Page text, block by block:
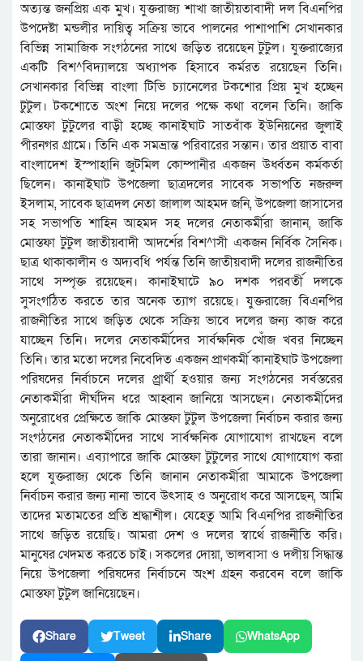
অত্যন্ত জনপ্রিয় এক মুখ। যুক্তরাজ্য শাখা জাতীয়তাবাদী দল বিএনপির
উপদেষ্টা মন্ডলীর দায়িত্ব সক্রিয় ভাবে পালনের পাশাপাশি সেখানকার
বিভিন্ন সামাজিক সংগঠনের সাথে জড়িত রয়েছেন টুটুল। যুক্তরাজ্যের
একটি বিশ^বিদ্যালয়ে অধ্যাপক হিসাবে কর্মরত রয়েছেন তিনি।
সেখানকার বিভিন্ন বাংলা টিভি চ্যানেলের টকশোর প্রিয় মুখ হচ্ছেন
টুটুল। টকশোতে অংশ নিয়ে দলের পক্ষে কথা বলেন তিনি। জাকি
মোস্তফা টুটুলের বাড়ী হচ্ছে কানাইঘাট সাতবাঁক ইউনিয়নের জুলাই
পীরনগর গ্রামে। তিনি এক সমভ্রান্ত পরিবারের সন্তান। তার প্রয়াত বাবা
বাংলাদেশ ইস্পাহানি জুটমিল কোম্পানীর একজন উর্ধ্বতন কর্মকর্তা
ছিলেন। কানাইঘাট উপজেলা ছাত্রদলের সাবেক সভাপতি নজরুল
ইসলাম, সাবেক ছাত্রদল নেতা জালাল আহমদ জনি, উপজেলা জাসাসের
সহ সভাপতি শাহিন আহমদ সহ দলের নেতাকর্মীরা জানান, জাকি
মোস্তফা টুটুল জাতীয়বাদী আদর্শের বিশ^াসী একজন নির্বিক সৈনিক।
ছাত্র থাকাকালীন ও অদ্যবধি পর্যন্ত তিনি জাতীয়বাদী দলের রাজনীতির
সাথে সম্পৃক্ত রয়েছেন। কানাইঘাটে ৯০ দশক পরবর্তী দলকে
সুসংগঠিত করতে তার অনেক ত্যাগ রয়েছে। যুক্তরাজ্যে বিএনপির
রাজনীতির সাথে জড়িত থেকে সক্রিয় ভাবে দলের জন্য কাজ করে
যাচ্ছেন তিনি। দলের নেতাকর্মীদের সার্বক্ষনিক খোঁজ খবর নিচ্ছেন
তিনি। তার মতো দলের নিবেদিত একজন প্রাণকর্মী কানাইঘাট উপজেলা
পরিষদের নির্বাচনে দলের প্র্রার্থী হওয়ার জন্য সংগঠনের সর্বস্তরের
নেতাকর্মীরা দীর্ঘদিন ধরে আহ্বান জানিয়ে আসছেন। নেতাকর্মীদের
অনুরোধের প্রেক্ষিতে জাকি মোস্তফা টুটুল উপজেলা নির্বাচন করার জন্য
সংগঠনের নেতাকর্মীদের সাথে সার্বক্ষনিক যোগাযোগ রাখছেন বলে
তারা জানান। এব্যাপারে জাকি মোস্তফা টুটুলের সাথে যোগাযোগ করা
হলে যুক্তরাজ্য থেকে তিনি জানান নেতাকর্মীরা আমাকে উপজেলা
নির্বাচন করার জন্য নানা ভাবে উৎসাহ ও অনুরোধ করে আসছেন, আমি
তাদের মতামতের প্রতি শ্রদ্ধাশীল। যেহেতু আমি বিএনপির রাজনীতির
সাথে জড়িত রয়েছি। আমরা দেশ ও দলের স্বার্থে রাজনীতি করি।
মানুষের খেদমত করতে চাই। সকলের দোয়া, ভালবাসা ও দলীয় সিদ্ধান্ত
নিয়ে উপজেলা পরিষদের নির্বাচনে অংশ গ্রহন করবেন বলে জাকি
মোস্তফা টুটুল জানিয়েছেন।
Share Tweet Share WhatsApp